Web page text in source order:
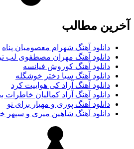
آخرین مطالب
دانلود آهنگ شهرام معصومیان پناه
دانلود آهنگ مهران مصطفوی لب
دانلود آهنگ کوروش فیانسه
دانلود آهنگ سیا دختر خوشگله
دانلود آهنگ آراد کی هواییت کرد
دانلود آهنگ آزاد کمالیان خاطرات
دانلود آهنگ پوری و مهیار برای تو
دانلود آهنگ شاهین میری و سپهر